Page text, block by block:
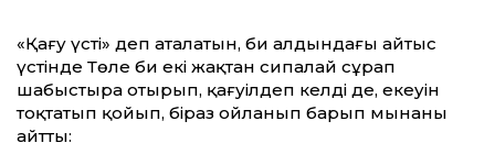
«Қағу үсті» деп аталатын, би алдындағы айтыс
үстінде Төле би екі жақтан сипалай сұрап
шабыстыра отырып, қағуілдеп келді де, екеуін
тоқтатып қойып, біраз ойланып барып мынаны
айтты: